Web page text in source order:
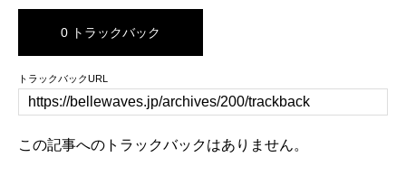
0 トラックバック
トラックバックURL
この記事へのトラックバックはありません。